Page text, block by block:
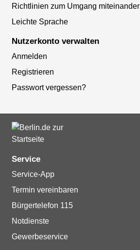
Richtlinien zum Umgang miteinander
Leichte Sprache
Nutzerkonto verwalten
Anmelden
Registrieren
Passwort vergessen?
Service
Service-App
Termin vereinbaren
Bürgertelefon 115
Notdienste
Gewerbeservice